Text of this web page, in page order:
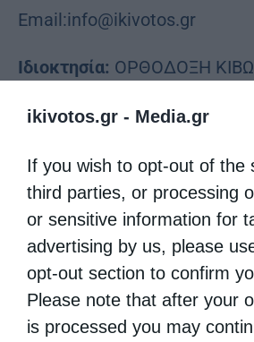
ikivotos.gr - Media.gr
If you wish to opt-out of the
third parties, or processing
or sensitive information for
advertising by us, please
opt-out section to confirm
Please note that after your
is processed you may
Εmail:info@ikivotos.gr
Ιδιοκτησία: ΟΡΘΟΔΟΞΗ
ΑΦΜ:800889498-Δ.Ο.Υ:
ΙΔΙΟΚΤΗΤΗΣ / ΝΟΜΙΜΟΣ
ΔΙΕΥΘΥΝΤΗΣ: Δημήτριος
ΔΙΑΧΕΙΡΙΣΤΗΣ: Γεώργιος